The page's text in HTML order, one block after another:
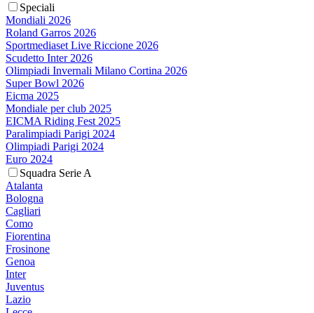
Speciali
Mondiali 2026
Roland Garros 2026
Sportmediaset Live Riccione 2026
Scudetto Inter 2026
Olimpiadi Invernali Milano Cortina 2026
Super Bowl 2026
Eicma 2025
Mondiale per club 2025
EICMA Riding Fest 2025
Paralimpiadi Parigi 2024
Olimpiadi Parigi 2024
Euro 2024
Squadra Serie A
Atalanta
Bologna
Cagliari
Como
Fiorentina
Frosinone
Genoa
Inter
Juventus
Lazio